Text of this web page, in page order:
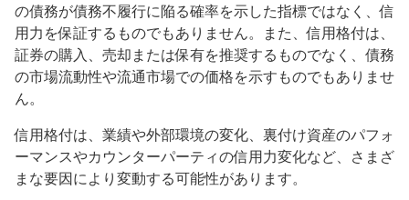
の債務が債務不履行に陥る確率を示した指標ではなく、信
用力を保証するものでもありません。また、信用格付は、
証券の購入、売却または保有を推奨するものでなく、債務
の市場流動性や流通市場での価格を示すものでもありませ
ん。
信用格付は、業績や外部環境の変化、裏付け資産のパフォ
ーマンスやカウンターパーティの信用力変化など、さまざ
まな要因により変動する可能性があります。